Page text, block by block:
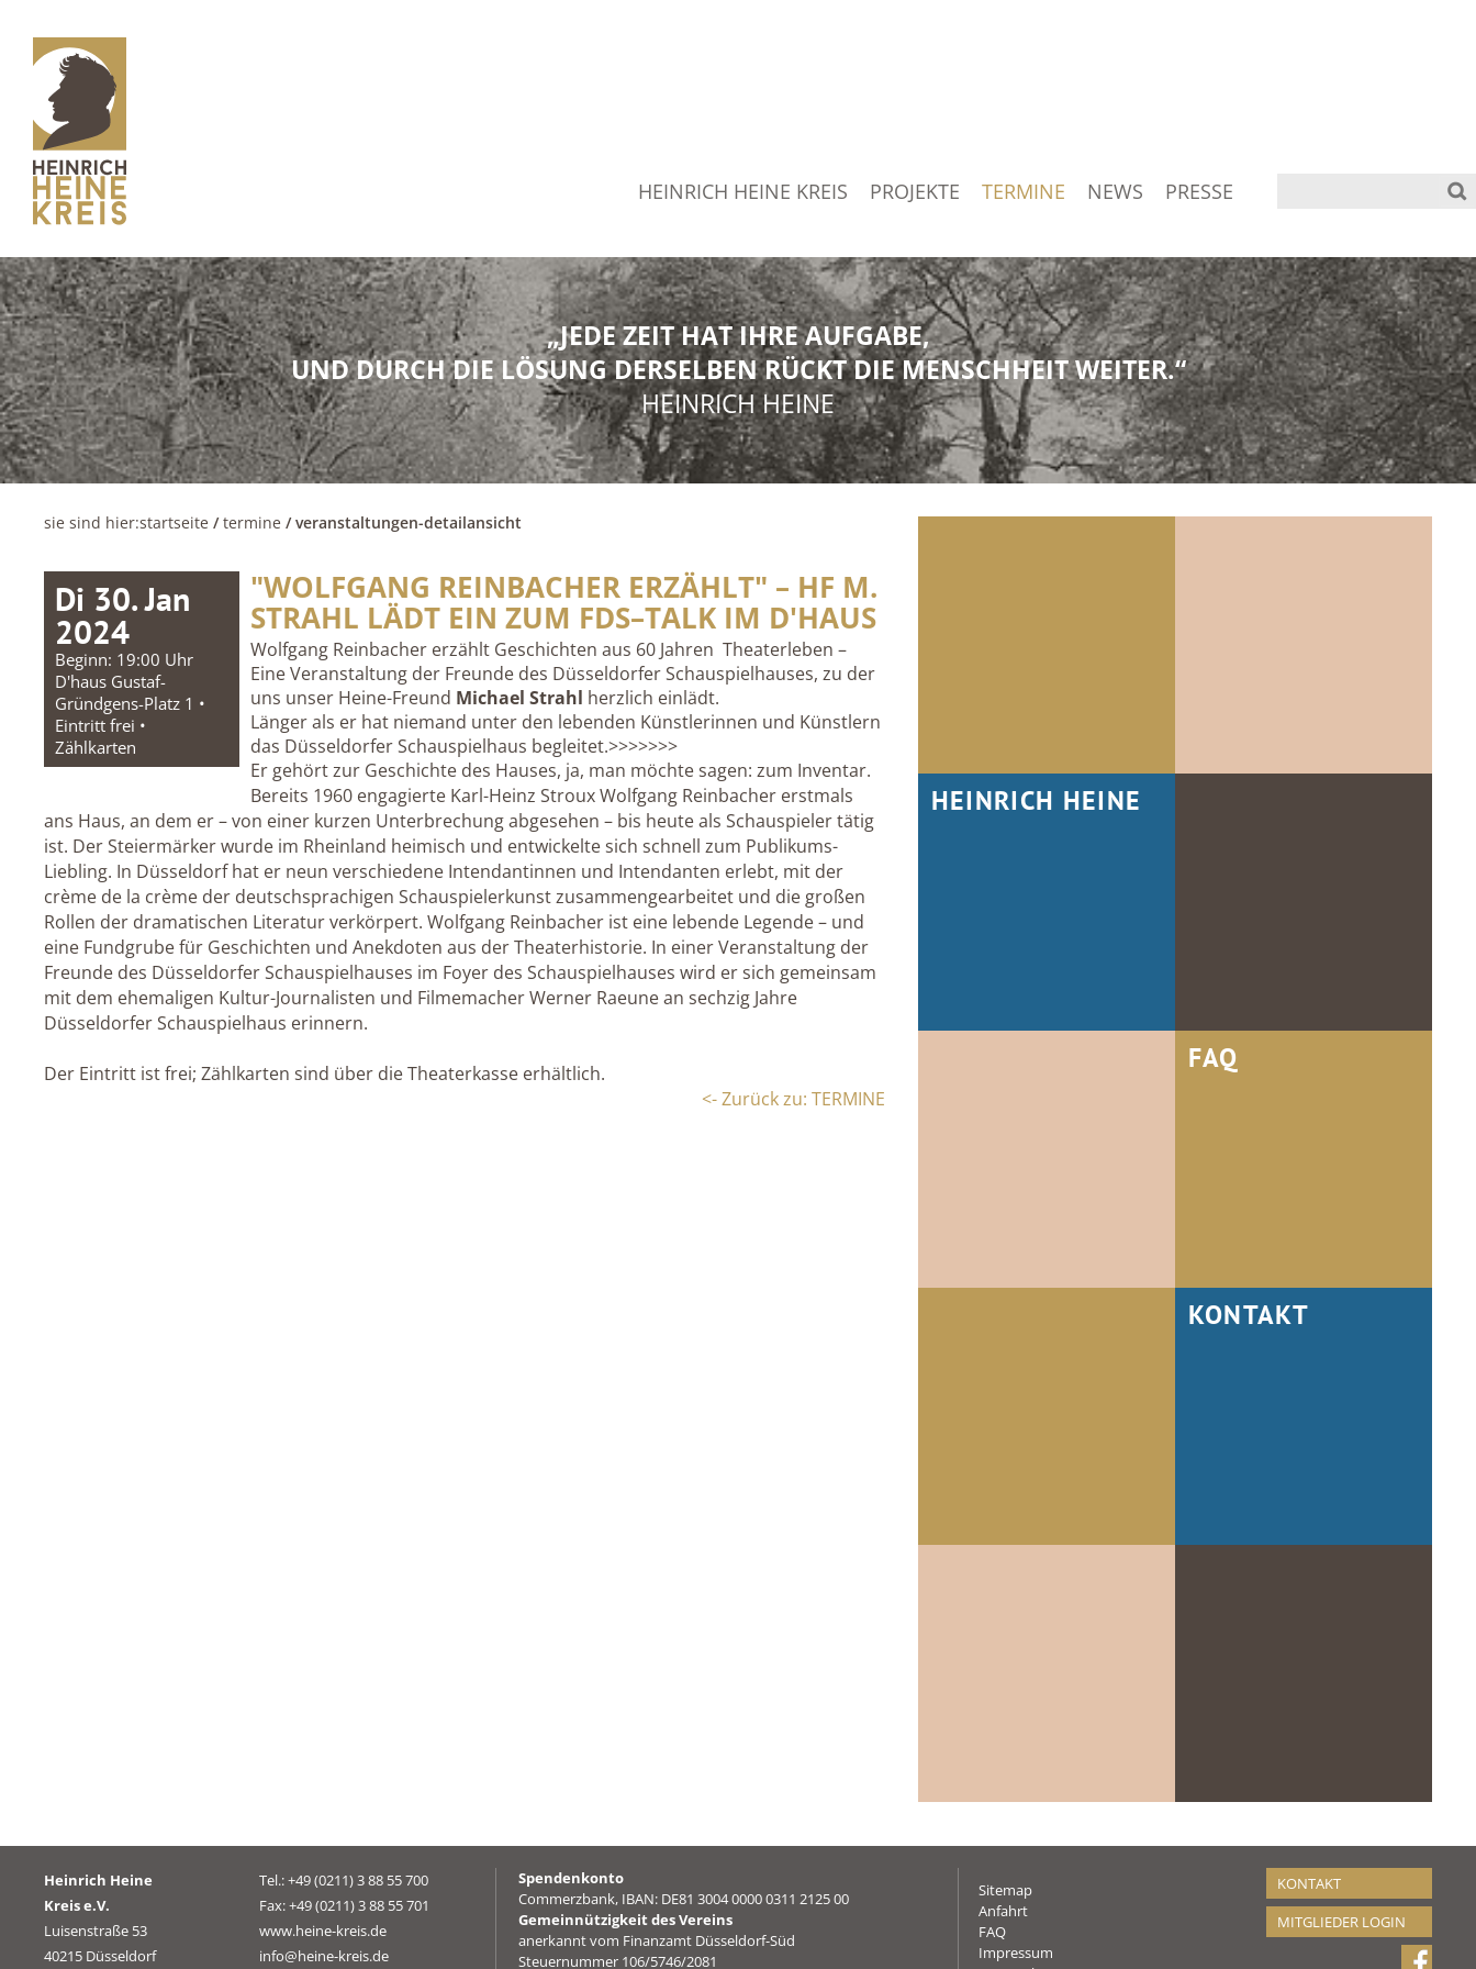
HEINRICH HEINE KREIS PROJEKTE TERMINE NEWS PRESSE
„JEDE ZEIT HAT IHRE AUFGABE,
UND DURCH DIE LÖSUNG DERSELBEN RÜCKT DIE MENSCHHEIT WEITER.“
HEINRICH HEINE
sie sind hier:startseite /termine / veranstaltungen-detailansicht
Di 30. Jan
2024
Beginn: 19:00 Uhr
D'haus Gustaf-
Gründgens-Platz 1 •
Eintritt frei •
Zählkarten
"WOLFGANG REINBACHER ERZÄHLT" – HF M.
STRAHL LÄDT EIN ZUM FDS–TALK IM D'HAUS
Wolfgang Reinbacher erzählt Geschichten aus 60 Jahren Theaterleben –
Eine Veranstaltung der Freunde des Düsseldorfer Schauspielhauses, zu der
uns unser Heine-Freund Michael Strahl herzlich einlädt.
Länger als er hat niemand unter den lebenden Künstlerinnen und Künstlern
das Düsseldorfer Schauspielhaus begleitet.>>>>>>>
Er gehört zur Geschichte des Hauses, ja, man möchte sagen: zum Inventar.
Bereits 1960 engagierte Karl-Heinz Stroux Wolfgang Reinbacher erstmals
ans Haus, an dem er – von einer kurzen Unterbrechung abgesehen – bis heute als Schauspieler tätig
ist. Der Steiermärker wurde im Rheinland heimisch und entwickelte sich schnell zum Publikums-
Liebling. In Düsseldorf hat er neun verschiedene Intendantinnen und Intendanten erlebt, mit der
crème de la crème der deutschsprachigen Schauspielerkunst zusammengearbeitet und die großen
Rollen der dramatischen Literatur verkörpert. Wolfgang Reinbacher ist eine lebende Legende – und
eine Fundgrube für Geschichten und Anekdoten aus der Theaterhistorie. In einer Veranstaltung der
Freunde des Düsseldorfer Schauspielhauses im Foyer des Schauspielhauses wird er sich gemeinsam
mit dem ehemaligen Kultur-Journalisten und Filmemacher Werner Raeune an sechzig Jahre
Düsseldorfer Schauspielhaus erinnern.
Der Eintritt ist frei; Zählkarten sind über die Theaterkasse erhältlich.
<- Zurück zu: TERMINE
HEINRICH HEINE
FAQ
KONTAKT
Heinrich Heine
Kreis e.V.
Luisenstraße 53
40215 Düsseldorf
Tel.: +49 (0211) 3 88 55 700
Fax: +49 (0211) 3 88 55 701
www.heine-kreis.de
info@heine-kreis.de
Spendenkonto
Commerzbank, IBAN: DE81 3004 0000 0311 2125 00
Gemeinnützigkeit des Vereins
anerkannt vom Finanzamt Düsseldorf-Süd
Steuernummer 106/5746/2081
Sitemap
Anfahrt
FAQ
Impressum
KONTAKT
MITGLIEDER LOGIN